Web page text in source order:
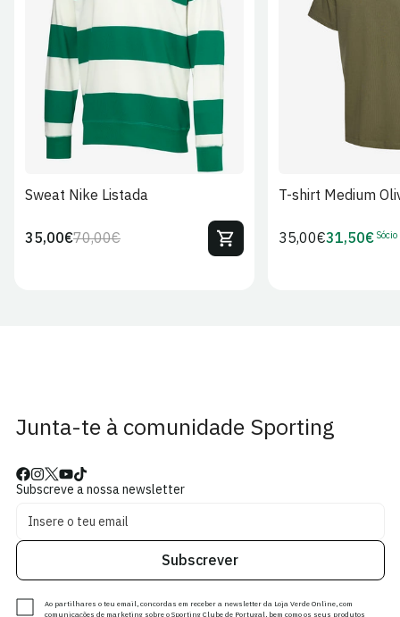
S XL 2XL
Sweat Nike Listada
Preço
70,00€Preço
35,00€
T-shirt Medium
Preço
35,00€Preço
31,50€ Sócio
Junta-te à comunidade Sporting
Subscreve a nossa newsletter
Subscrever
Ao partilhares o teu email, concordas em receber a newsletter da Loja Verde Online, com
comunicações de marketing sobre o Sporting Clube de Portugal, bem como os seus produtos